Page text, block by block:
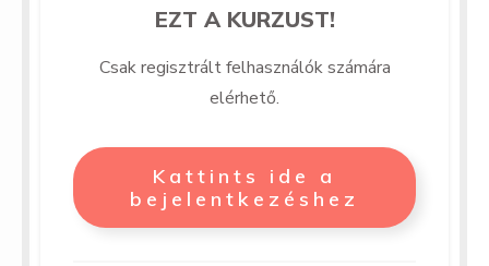
EZT A KURZUST!
Csak regisztrált felhasználók számára
elérhető.
Kattints ide a
bejelentkezéshez